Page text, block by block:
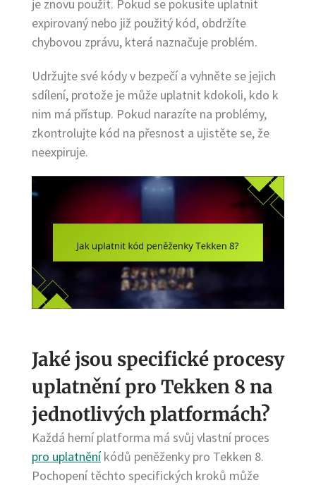
je znovu použít. Pokud se pokusíte uplatnit
expirovaný nebo již použitý kód, obdržíte
chybovou zprávu, která naznačuje problém.
Udržujte své kódy v bezpečí a vyhněte se jejich
sdílení, protože je může uplatnit kdokoli, kdo k
nim má přístup. Pokud narazíte na problémy,
zkontrolujte kód na přesnost a ujistěte se, že
neexpiruje.
Jaké jsou specifické procesy
uplatnění pro Tekken 8 na
jednotlivých platformách?
Každá herní platforma má svůj vlastní proces
pro uplatněníkódů peněženky pro Tekken 8.
Pochopení těchto specifických kroků může